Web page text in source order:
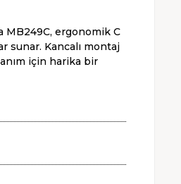
MB249C, ergonomik C
sunar. Kancalı montaj
için harika bir